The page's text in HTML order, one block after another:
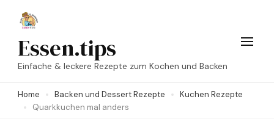
content
(Press
Enter)
Essen.tips
Einfache & leckere Rezepte zum Kochen und Backen
Home Backen und Dessert Rezepte
Kuchen Rezepte
Quarkkuchen mal anders